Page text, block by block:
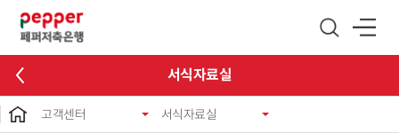
서식자료실
고객센터 서식자료실